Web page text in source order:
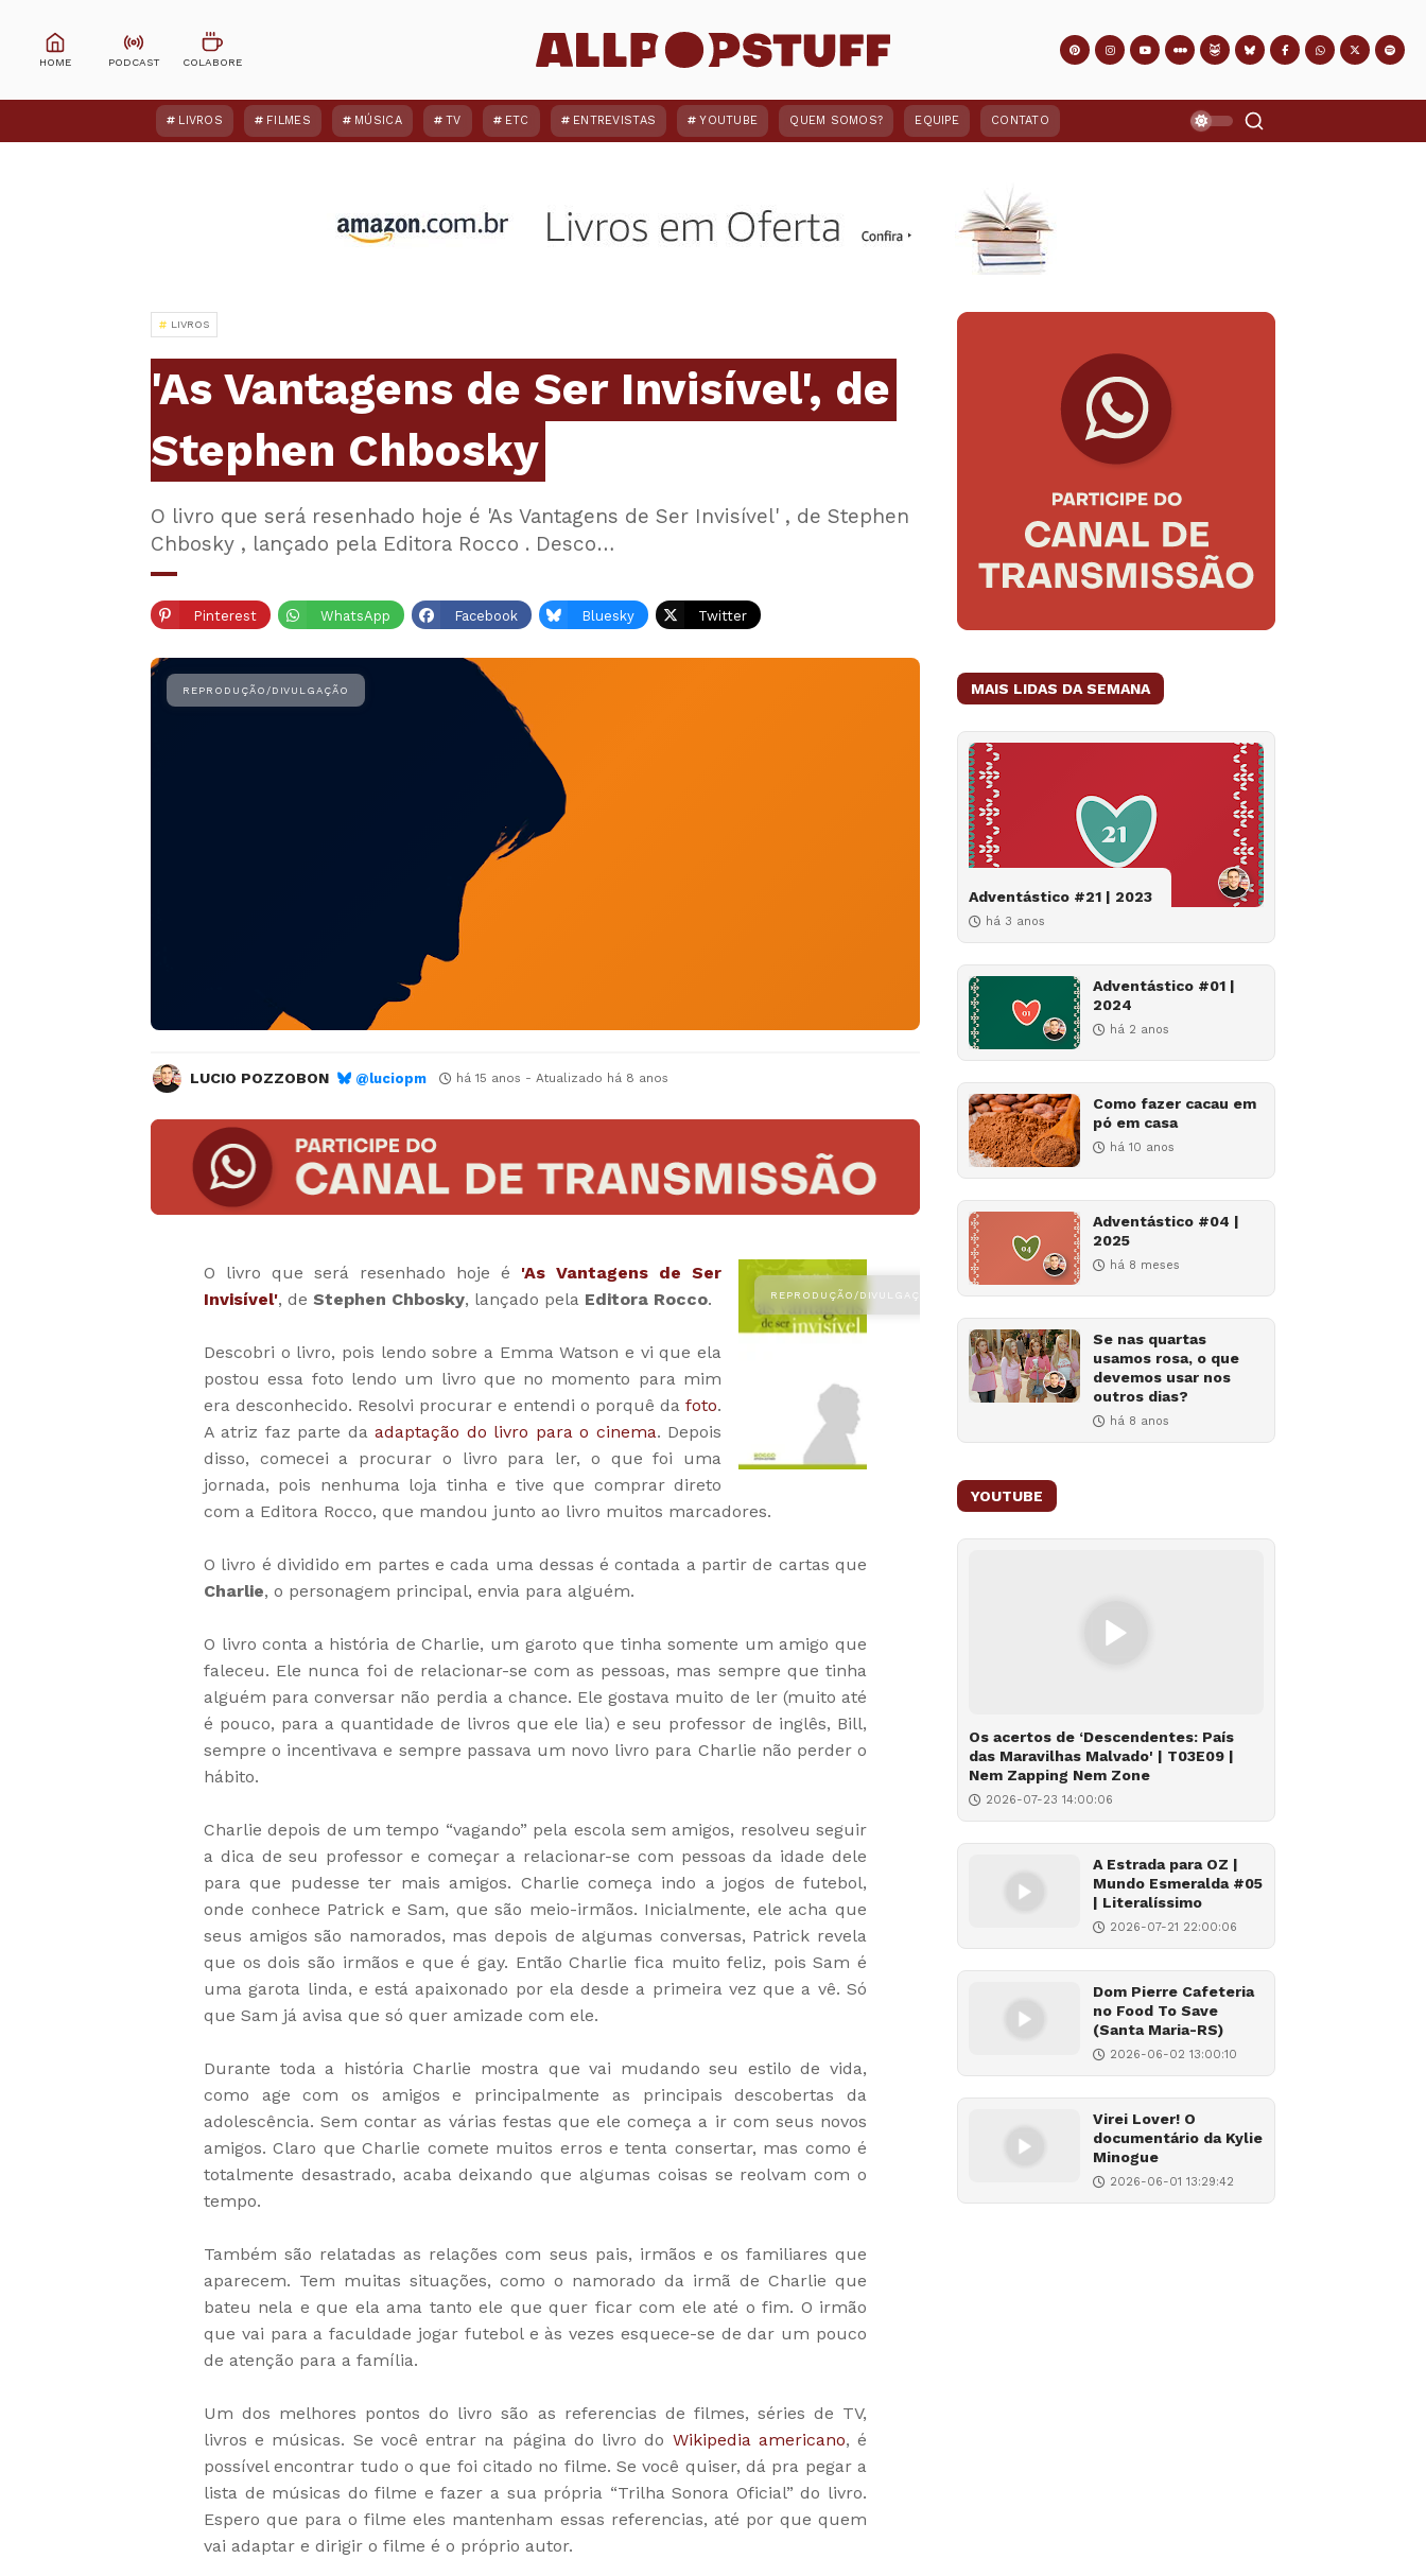
LIVROS FILMES MÚSICA TV ETC ENTREVISTAS YOUTUBE QUEM SOMOS? EQUIPE CONTATO
LIVROS
'As Vantagens de Ser Invisível', de
Stephen Chbosky
O livro que será resenhado hoje é 'As Vantagens de Ser Invisível' , de Stephen
Chbosky , lançado pela Editora Rocco . Desco…
Pinterest WhatsApp Facebook Bluesky Twitter
LUCIO POZZOBON @luciopm há 15 anos - Atualizado há 8 anos
O livro que será resenhado hoje é 'As Vantagens de Ser
Invisível', de Stephen Chbosky, lançado pela Editora Rocco.
Descobri o livro, pois lendo sobre a Emma Watson e vi que ela
postou essa foto lendo um livro que no momento para mim
era desconhecido. Resolvi procurar e entendi o porquê da foto.
A atriz faz parte daadaptação do livro para o cinema. Depois
disso, comecei a procurar o livro para ler, o que foi uma
jornada, pois nenhuma loja tinha e tive que comprar direto
com a Editora Rocco, que mandou junto ao livro muitos marcadores.
O livro é dividido em partes e cada uma dessas é contada a partir de cartas que
Charlie, o personagem principal, envia para alguém.
O livro conta a história de Charlie, um garoto que tinha somente um amigo que
faleceu. Ele nunca foi de relacionar-se com as pessoas, mas sempre que tinha
alguém para conversar não perdia a chance. Ele gostava muito de ler (muito até
é pouco, para a quantidade de livros que ele lia) e seu professor de inglês, Bill,
sempre o incentivava e sempre passava um novo livro para Charlie não perder o
hábito.
Charlie depois de um tempo “vagando” pela escola sem amigos, resolveu seguir
a dica de seu professor e começar a relacionar-se com pessoas da idade dele
para que pudesse ter mais amigos. Charlie começa indo a jogos de futebol,
onde conhece Patrick e Sam, que são meio-irmãos. Inicialmente, ele acha que
seus amigos são namorados, mas depois de algumas conversas, Patrick revela
que os dois são irmãos e que é gay. Então Charlie fica muito feliz, pois Sam é
uma garota linda, e está apaixonado por ela desde a primeira vez que a vê. Só
que Sam já avisa que só quer amizade com ele.
Durante toda a história Charlie mostra que vai mudando seu estilo de vida,
como age com os amigos e principalmente as principais descobertas da
adolescência. Sem contar as várias festas que ele começa a ir com seus novos
amigos. Claro que Charlie comete muitos erros e tenta consertar, mas como é
totalmente desastrado, acaba deixando que algumas coisas se reolvam com o
tempo.
Também são relatadas as relações com seus pais, irmãos e os familiares que
aparecem. Tem muitas situações, como o namorado da irmã de Charlie que
bateu nela e que ela ama tanto ele que quer ficar com ele até o fim. O irmão
que vai para a faculdade jogar futebol e às vezes esquece-se de dar um pouco
de atenção para a família.
Um dos melhores pontos do livro são as referencias de filmes, séries de TV,
livros e músicas. Se você entrar na página do livro do Wikipedia americano, é
possível encontrar tudo o que foi citado no filme. Se você quiser, dá pra pegar a
lista de músicas do filme e fazer a sua própria “Trilha Sonora Oficial” do livro.
Espero que para o filme eles mantenham essas referencias, até por que quem
vai adaptar e dirigir o filme é o próprio autor.
MAIS LIDAS DA SEMANA
Adventástico #21 | 2023
há 3 anos
Adventástico #01 |
2024
há 2 anos
Como fazer cacau em
pó em casa
há 10 anos
Adventástico #04 |
2025
há 8 meses
Se nas quartas
usamos rosa, o que
devemos usar nos
outros dias?
há 8 anos
YOUTUBE
Os acertos de ‘Descendentes: País
das Maravilhas Malvado' | T03E09 |
Nem Zapping Nem Zone
2026-07-23 14:00:06
A Estrada para OZ |
Mundo Esmeralda #05
| Literalíssimo
2026-07-21 22:00:06
Dom Pierre Cafeteria
no Food To Save
(Santa Maria-RS)
2026-06-02 13:00:10
Virei Lover! O
documentário da Kylie
Minogue
2026-06-01 13:29:42